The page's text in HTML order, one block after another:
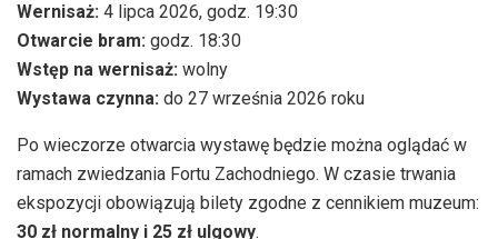
Wernisaż: 4 lipca 2026, godz. 19:30
Otwarcie bram: godz. 18:30
Wstęp na wernisaż: wolny
Wystawa czynna: do 27 września 2026 roku
Po wieczorze otwarcia wystawę będzie można oglądać w
ramach zwiedzania Fortu Zachodniego. W czasie trwania
ekspozycji obowiązują bilety zgodne z cennikiem muzeum:
30 zł normalny i 25 zł ulgowy.